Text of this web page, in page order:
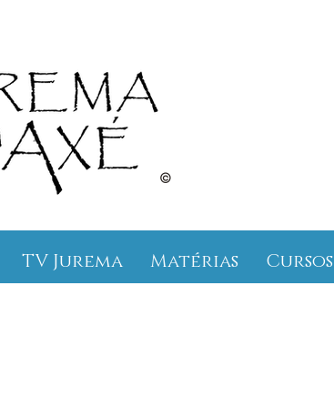
©
TV Jurema Matérias Cursos